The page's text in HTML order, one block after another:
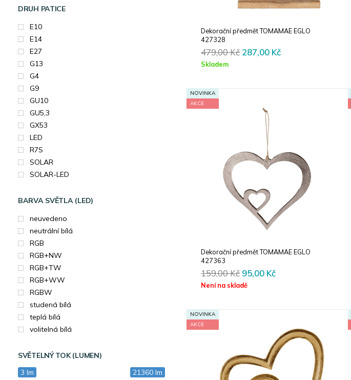
DRUH PATICE
E10
E14
E27
G13
G4
G9
GU10
GU5,3
GX53
LED
R7S
SOLAR
SOLAR-LED
BARVA SVĚTLA (LED)
neuvedeno
neutrální bílá
RGB
RGB+NW
RGB+TW
RGB+WW
RGBW
studená bílá
teplá bílá
volitelná bílá
SVĚTELNÝ TOK (LUMEN)
3 lm
21360 lm
Dekorační předmět TOMAMAE EGLO
427328
479,00Kč Original
287,00 KčCurrent
Skladem
NOVINKA
AKCE
Dekorační předmět TOMAMAE EGLO
427363
159,00Kč Original
price
95,00 KčCurrent
Není na skladě
NOVINKA
AKCE